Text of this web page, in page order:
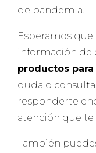
de pandemia.
Esperamos
información de
productos
duda o
responderte
atención que te
También